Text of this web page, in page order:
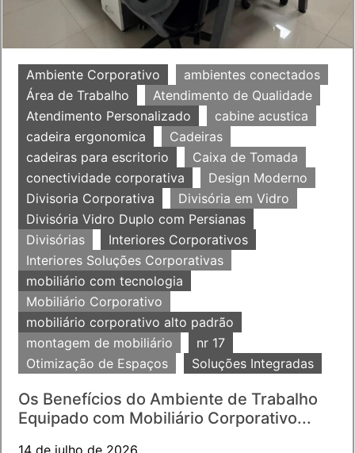
Ambiente Corporativo
ambientes conectados
Área de Trabalho
Atendimento de Qualidade
Atendimento Personalizado
cabine acustica
cadeira ergonomica
Cadeiras
cadeiras para escritorio
Caixa de Tomada
conectividade corporativa
Design Moderno
Divisoria Corporativa
Divisória em Vidro
Divisória Vidro Duplo com Persianas
Divisórias
Interiores Corporativos
Interiores Soluções Corporativas
mobiliário com tecnologia
Mobiliário Corporativo
mobiliário corporativo alto padrão
montagem de mobiliário
nr 17
Otimização de Espaços
Soluções Integradas
Os Benefícios do Ambiente de Trabalho
Equipado com Mobiliário Corporativo...
14 de julho de 2026